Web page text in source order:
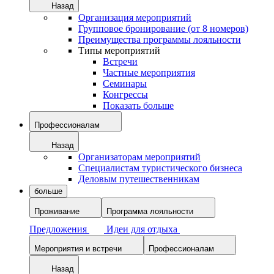
Назад
Организация мероприятий
Групповое бронирование (от 8 номеров)
Преимущества программы лояльности
Типы мероприятий
Встречи
Частные мероприятия
Семинары
Конгрессы
Показать больше
Профессионалам
Назад
Организаторам мероприятий
Специалистам туристического бизнеса
Деловым путешественникам
больше
Проживание Программа лояльности
Предложения Идеи для отдыха
Мероприятия и встречи Профессионалам
Назад